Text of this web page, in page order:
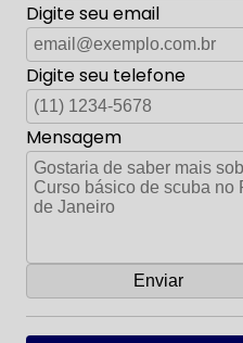
Digite seu email
Digite seu telefone
Mensagem